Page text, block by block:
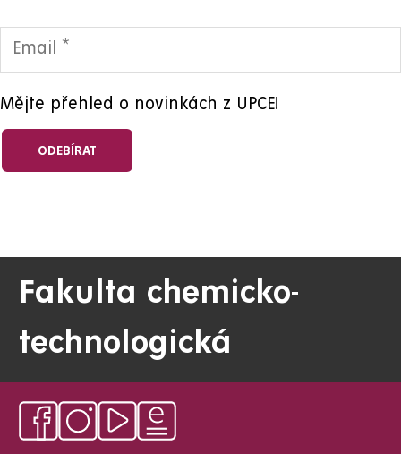
Mějte přehled o novinkách z UPCE!
Fakulta chemicko-
technologická